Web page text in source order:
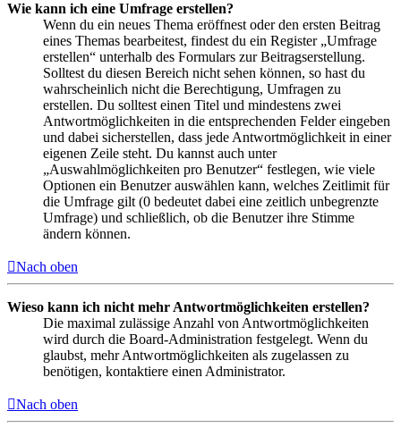
Wie kann ich eine Umfrage erstellen?
Wenn du ein neues Thema eröffnest oder den ersten Beitrag
eines Themas bearbeitest, findest du ein Register „Umfrage
erstellen“ unterhalb des Formulars zur Beitragserstellung.
Solltest du diesen Bereich nicht sehen können, so hast du
wahrscheinlich nicht die Berechtigung, Umfragen zu
erstellen. Du solltest einen Titel und mindestens zwei
Antwortmöglichkeiten in die entsprechenden Felder eingeben
und dabei sicherstellen, dass jede Antwortmöglichkeit in einer
eigenen Zeile steht. Du kannst auch unter
„Auswahlmöglichkeiten pro Benutzer“ festlegen, wie viele
Optionen ein Benutzer auswählen kann, welches Zeitlimit für
die Umfrage gilt (0 bedeutet dabei eine zeitlich unbegrenzte
Umfrage) und schließlich, ob die Benutzer ihre Stimme
ändern können.
Nach oben
Wieso kann ich nicht mehr Antwortmöglichkeiten erstellen?
Die maximal zulässige Anzahl von Antwortmöglichkeiten
wird durch die Board-Administration festgelegt. Wenn du
glaubst, mehr Antwortmöglichkeiten als zugelassen zu
benötigen, kontaktiere einen Administrator.
Nach oben